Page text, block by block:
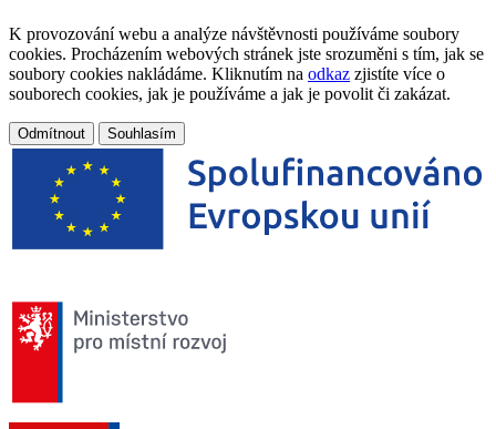
K provozování webu a analýze návštěvnosti používáme soubory
cookies. Procházením webových stránek jste srozuměni s tím, jak se
soubory cookies nakládáme. Kliknutím na odkaz zjistíte více o
souborech cookies, jak je používáme a jak je povolit či zakázat.
Odmítnout Souhlasím